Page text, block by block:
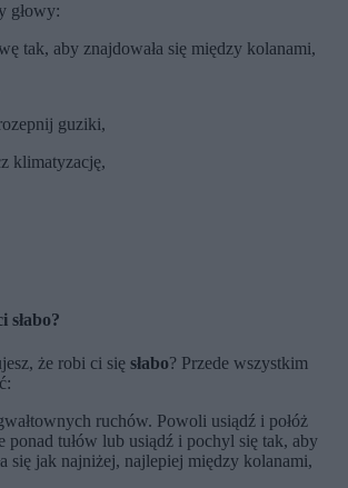
głowy:
tak, aby znajdowała się między kolanami,
guziki,
klimatyzację,
słabo?
że robi ci się słabo? Przede wszystkim
ruchów. Powoli usiądź i połóż
ponad tułów lub usiądź i pochyl się tak, aby
się jak najniżej, najlepiej między kolanami,